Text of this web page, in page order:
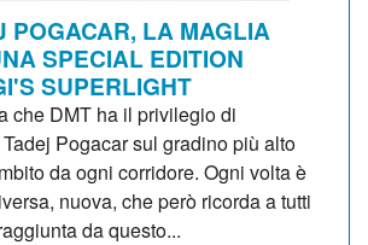
POGACAR, LA MAGLIA
SPECIAL EDITION
SUPERLIGHT
che DMT ha il privilegio di
Pogacar sul gradino più alto
da ogni corridore. Ogni volta è
nuova, che però ricorda a tutti
da questo...